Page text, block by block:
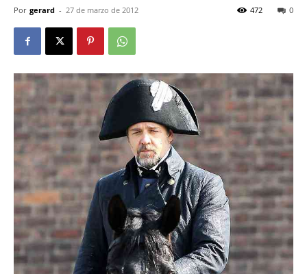
Por gerard - 27 de marzo de 2012 0
472